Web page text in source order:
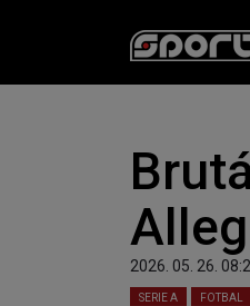
2026. 05. 26.
SERIE A FOTBAL